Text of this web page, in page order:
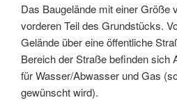
Das Baugelände mit einer Größe
vorderen Teil des Grundstücks.
Gelände über eine öffentliche
Bereich der Straße befinden sich
für Wasser/Abwasser und Gas
gewünscht wird).